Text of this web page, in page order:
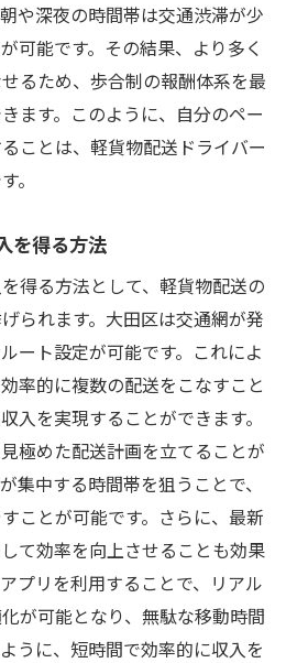
や深夜の時間帯は交通渋滞が少
可能です。その結果、より多く
るため、歩合制の報酬体系を最
ます。このように、自分のペー
ことは、軽貨物配送ドライバー
。
を得る方法
得る方法として、軽貨物配送の
られます。大田区は交通網が発
ート設定が可能です。これによ
率的に複数の配送をこなすこと
入を実現することができます。
極めた配送計画を立てることが
集中する時間帯を狙うことで、
ことが可能です。さらに、最新
て効率を向上させることも効果
プリを利用することで、リアル
が可能となり、無駄な移動時間
うに、短時間で効率的に収入を